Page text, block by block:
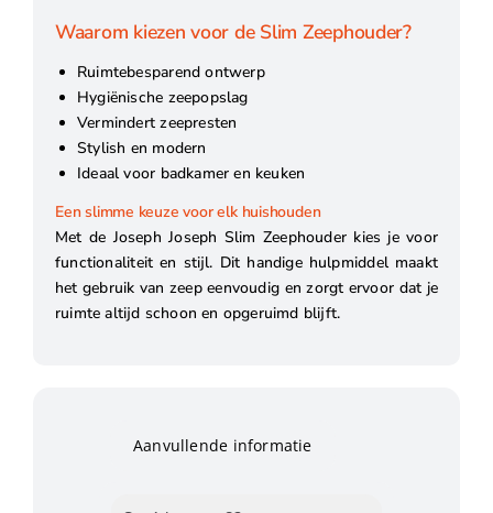
Waarom kiezen voor de Slim Zeephouder?
Ruimtebesparend ontwerp
Hygiënische zeepopslag
Vermindert zeepresten
Stylish en modern
Ideaal voor badkamer en keuken
Een slimme keuze voor elk huishouden
Met de Joseph Joseph Slim Zeephouder kies je voor
functionaliteit en stijl. Dit handige hulpmiddel maakt
het gebruik van zeep eenvoudig en zorgt ervoor dat je
ruimte altijd schoon en opgeruimd blijft.
Aanvullende informatie